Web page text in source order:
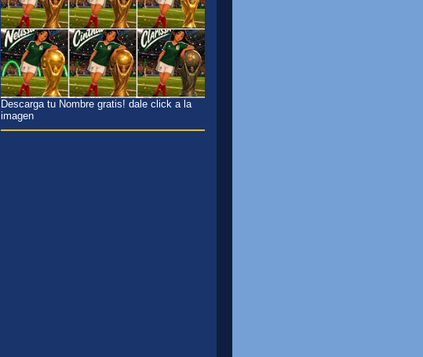
Descarga tu Nombre gratis! dale click a la
imagen